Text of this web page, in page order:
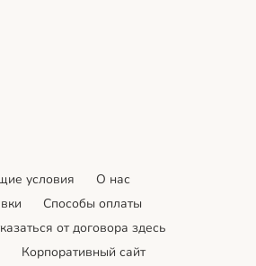
Method
условия
О нас
Cпособы оплаты
от договора здесь
Корпоративный сайт